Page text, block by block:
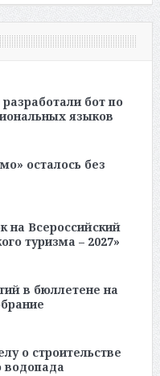
бот по
языков
осталось без
на Всероссийский
туризма – 2027»
в бюллетене на
о строительстве
водопада